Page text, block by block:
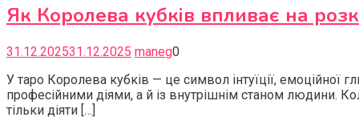
Як Королева кубків впливає на
31.12.202531.12.2025 maneg0
У таро Королева кубків — це символ інтуїції, емоційної
професійними діями, а й із внутрішнім станом людини.
тільки діяти […]